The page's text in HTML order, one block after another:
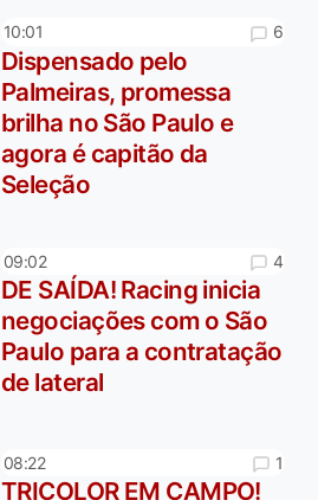
10:01 6
Dispensado pelo
Palmeiras, promessa
brilha no São Paulo e
agora é capitão da
Seleção
09:02 4
DE SAÍDA! Racing inicia
negociações com o São
Paulo para a contratação
de lateral
08:22 1
TRICOLOR EM CAMPO!